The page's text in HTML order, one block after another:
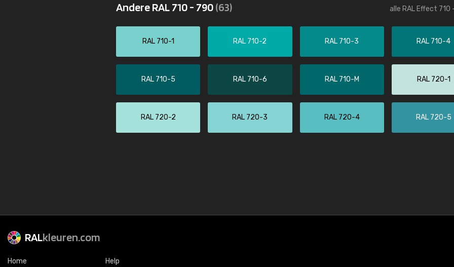
Andere RAL 710 - 790(63) alle RAL Effect 710
RAL 710-1 RAL 710-2 RAL 710-3 RAL 710-4
RAL 710-5 RAL 710-6 RAL 710-M RAL 720-1
RAL 720-2 RAL 720-3 RAL 720-4 RAL 720-5
RALkleuren.com
Home Help